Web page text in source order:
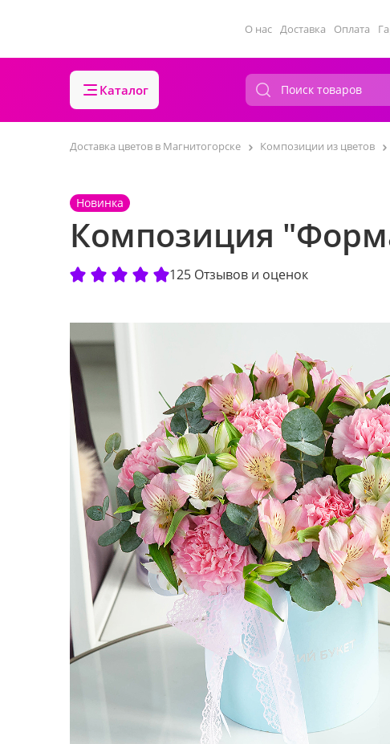
О нас Доставка Оплата
Каталог
Доставка цветов в Магнитогорске Композиции из цветов
Новинка
Композиция
125 Отзывов и оценок